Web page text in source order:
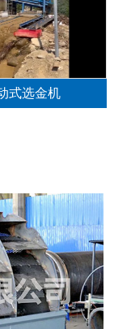
式选金机